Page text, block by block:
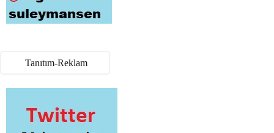
Tanıtım-Reklam